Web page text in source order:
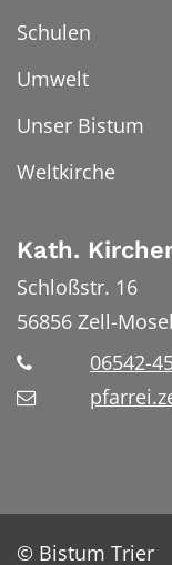
Schulen
Umwelt
Unser Bistum
Weltkirche
Kath.
Schloßstr. 16
56856 Zell-Mosel
06542-
© Bistum Trier